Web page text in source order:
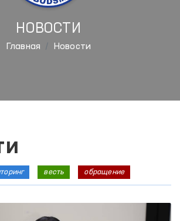
НОВОСТИ
Главная Новости
весть обращение